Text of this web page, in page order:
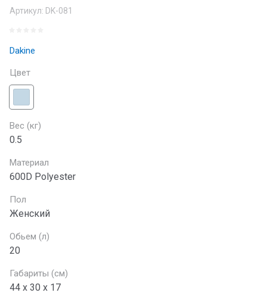
Артикул: DK-081
Dakine
Цвет
Вес (кг)
0.5
Материал
600D Polyester
Пол
Женский
Обьем (л)
20
Габариты (см)
44 x 30 x 17